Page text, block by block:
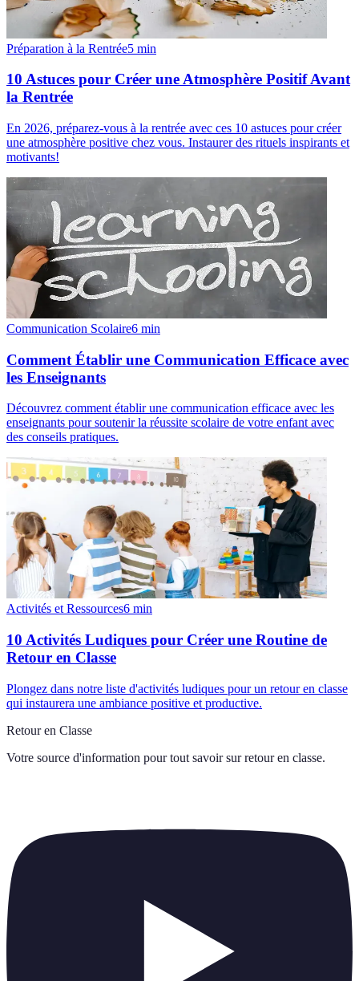
Préparation à la Rentrée5 min
10 Astuces pour Créer une Atmosphère Positif Avant
la Rentrée
En 2026, préparez-vous à la rentrée avec ces 10 astuces pour créer
une atmosphère positive chez vous. Instaurer des rituels inspirants et
motivants!
Communication Scolaire6 min
Comment Établir une Communication Efficace avec
les Enseignants
Découvrez comment établir une communication efficace avec les
enseignants pour soutenir la réussite scolaire de votre enfant avec
des conseils pratiques.
Activités et Ressources6 min
10 Activités Ludiques pour Créer une Routine de
Retour en Classe
Plongez dans notre liste d'activités ludiques pour un retour en classe
qui instaurera une ambiance positive et productive.
Retour en Classe
Votre source d'information pour tout savoir sur retour en classe.